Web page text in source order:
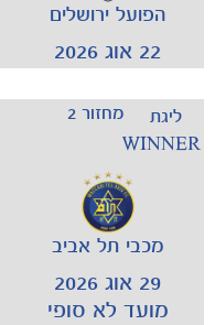
הפועל ירושלים
22 אוג 2026
ליגת
WINNER
מחזור 2
מכבי תל אביב
29 אוג 2026
מועד לא סופי